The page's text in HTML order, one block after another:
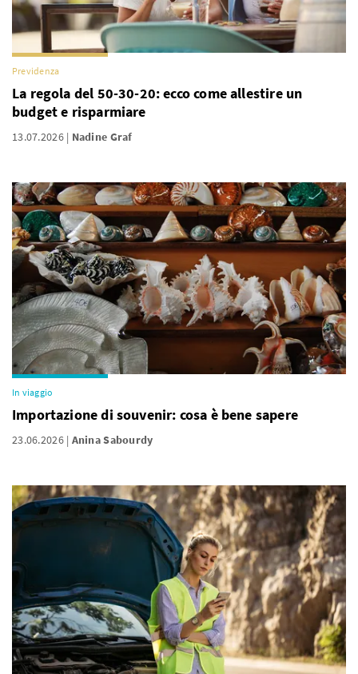
Previdenza
La regola del 50-30-20: ecco come allestire un
budget e risparmiare
13.07.2026 Nadine Graf
In viaggio
Importazione di souvenir: cosa è bene sapere
23.06.2026 Anina Sabourdy